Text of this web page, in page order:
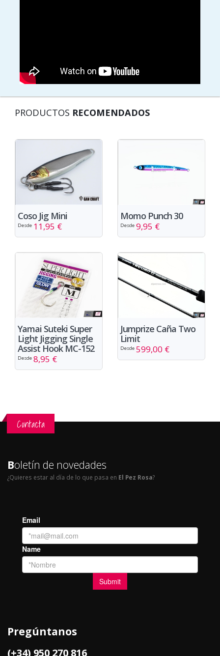
PRODUCTOS RECOMENDADOS
Coso Jig Mini
Desde 11,95 €
Momo Punch 30
Desde 9,95 €
Yamai Suteki Super
Light Jigging Single
Assist Hook MC-152
Desde 8,95 €
Jumprize Caña Two
Limit
Desde 599,00 €
Contacta
Boletín de novedades
¿Quieres estar al día de lo que pasa en El Pez Rosa?
Pregúntanos
(+34) 950 270 816